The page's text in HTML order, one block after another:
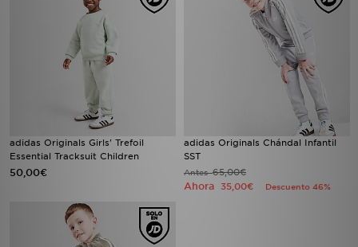
adidas Originals Girls' Trefoil
Essential Tracksuit Children
50,00€
adidas Originals Chándal Infantil
SST
Antes65,00€
Ahora 35,00€ Descuento 46%